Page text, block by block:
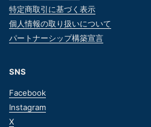
特定商取引に基づく表示
個人情報の取り扱いについて
パートナーシップ構築宣言
SNS
Facebook
Instagram
X